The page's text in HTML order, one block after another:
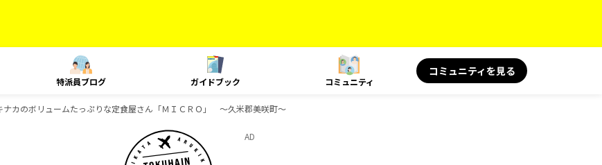
特派員ブログ ガイドブック コミュニティ
コミュニティを見る
ナカのボリュームたっぷりな定食屋さん「ＭＩＣＲＯ」 ～久米郡美咲町～
AD